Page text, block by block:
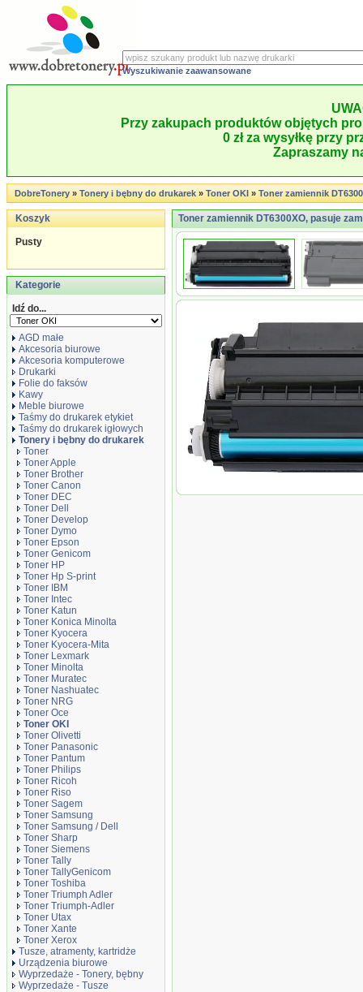
Wyszukiwanie zaawansowane
Przy zakupach produktów objętych
0 zł za wysyłkę przy
Zapraszamy
DobreTonery»Tonery i bębny do drukarek»Toner OKI»Toner zamiennik
Koszyk
Pusty
Kategorie
Idź do...
AGD małe
Akcesoria biurowe
Akcesoria komputerowe
Drukarki
Folie do faksów
Kawy
Meble biurowe
Taśmy do drukarek etykiet
Taśmy do drukarek igłowych
Tonery i bębny do drukarek
Toner
Toner Apple
Toner Brother
Toner Canon
Toner DEC
Toner Dell
Toner Develop
Toner Dymo
Toner Epson
Toner Genicom
Toner HP
Toner Hp S-print
Toner IBM
Toner Intec
Toner Katun
Toner Konica Minolta
Toner Kyocera
Toner Kyocera-Mita
Toner Lexmark
Toner Minolta
Toner Muratec
Toner Nashuatec
Toner NRG
Toner Oce
Toner OKI
Toner Olivetti
Toner Panasonic
Toner Pantum
Toner Philips
Toner Ricoh
Toner Riso
Toner Sagem
Toner Samsung
Toner Samsung / Dell
Toner Sharp
Toner Siemens
Toner Tally
Toner TallyGenicom
Toner Toshiba
Toner Triumph Adler
Toner Triumph-Adler
Toner Utax
Toner Xante
Toner Xerox
Tusze, atramenty, kartridże
Urządzenia biurowe
Wyprzedaże - Tonery, bębny
Wyprzedaże - Tusze
Toner zamiennik DT6300XO, pasuje